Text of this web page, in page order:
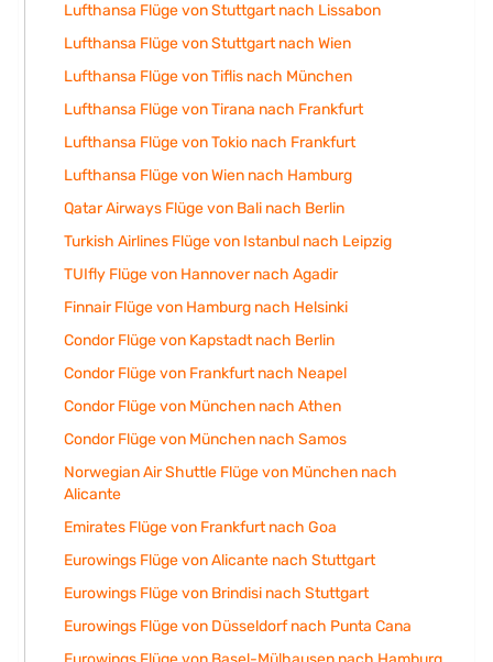
Lufthansa Flüge von Stuttgart nach Lissabon
Lufthansa Flüge von Stuttgart nach Wien
Lufthansa Flüge von Tiflis nach München
Lufthansa Flüge von Tirana nach Frankfurt
Lufthansa Flüge von Tokio nach Frankfurt
Lufthansa Flüge von Wien nach Hamburg
Qatar Airways Flüge von Bali nach Berlin
Turkish Airlines Flüge von Istanbul nach Leipzig
TUIfly Flüge von Hannover nach Agadir
Finnair Flüge von Hamburg nach Helsinki
Condor Flüge von Kapstadt nach Berlin
Condor Flüge von Frankfurt nach Neapel
Condor Flüge von München nach Athen
Condor Flüge von München nach Samos
Norwegian Air Shuttle Flüge von München nach
Alicante
Emirates Flüge von Frankfurt nach Goa
Eurowings Flüge von Alicante nach Stuttgart
Eurowings Flüge von Brindisi nach Stuttgart
Eurowings Flüge von Düsseldorf nach Punta Cana